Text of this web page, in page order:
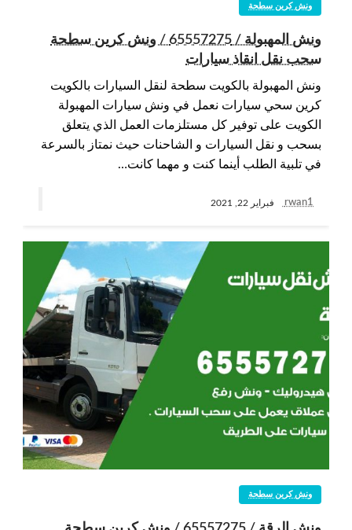
ونش كرين سطحة
ونش المهبولة / 65557275 / ونش كرين سطحة
سحب نقل انقاذ سيارات
ونش المهبولة بالكويت سطحة لنقل السيارات بالكويت
كرين سحي سيارات نعمل في ونش سيارات المهبولة
الكويت على توفير كل مستلزمات العمل الذي يتعلق
بسحب و نقل السيارات و الشاحنات حيث نمتاز بالسرعة
في تلبية الطلب أينما كنت و مهما كانت…
rwan1 فبراير 22, 2021
ونش كرين سطحة